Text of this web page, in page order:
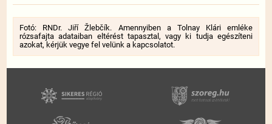
Fotó: RNDr. Jiří Žlebčík. Amennyiben a Tolnay Klári emléke
rózsafajta adataiban eltérést tapasztal, vagy ki tudja egészíteni
azokat, kérjük vegye fel velünk a kapcsolatot.